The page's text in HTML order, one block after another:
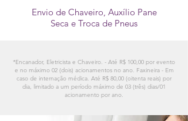
Envio de Chaveiro, Auxílio Pane
Seca e Troca de Pneus
*Encanador, Eletricista e Chaveiro. - Até R$ 100,00 por evento
e no máximo 02 (dois) acionamentos no ano. Faxineira - Em
caso de internação médica. Até R$ 80,00 (oitenta reais) por
dia, limitado a um período máximo de 03 (três) dias/01
acionamento por ano.